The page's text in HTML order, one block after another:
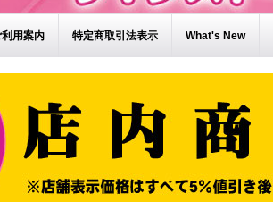
利用案内 特定商取引法表示 What's New